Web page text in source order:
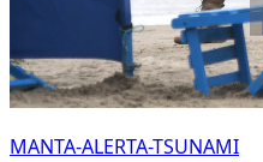
MANTA-ALERTA-TSUNAMI